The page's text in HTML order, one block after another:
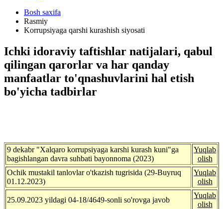
Bosh saxifa
Rasmiy
Korrupsiyaga qarshi kurashish siyosati
Ichki idoraviy taftishlar natijalari, qabul
qilingan qarorlar va har qanday
manfaatlar to'qnashuvlarini hal etish
bo'yicha tadbirlar
9 dekabr "Xalqaro korrupsiyaga karshi kurash kuni"ga
bagishlangan davra suhbati bayonnoma (2023)
Yuqlab
olish
Ochik mustakil tanlovlar o'tkazish tugrisida (29-Buyruq
01.12.2023)
Yuqlab
olish
25.09.2023 yildagi 04-18/4649-sonli so'rovga javob
Yuqlab
olish